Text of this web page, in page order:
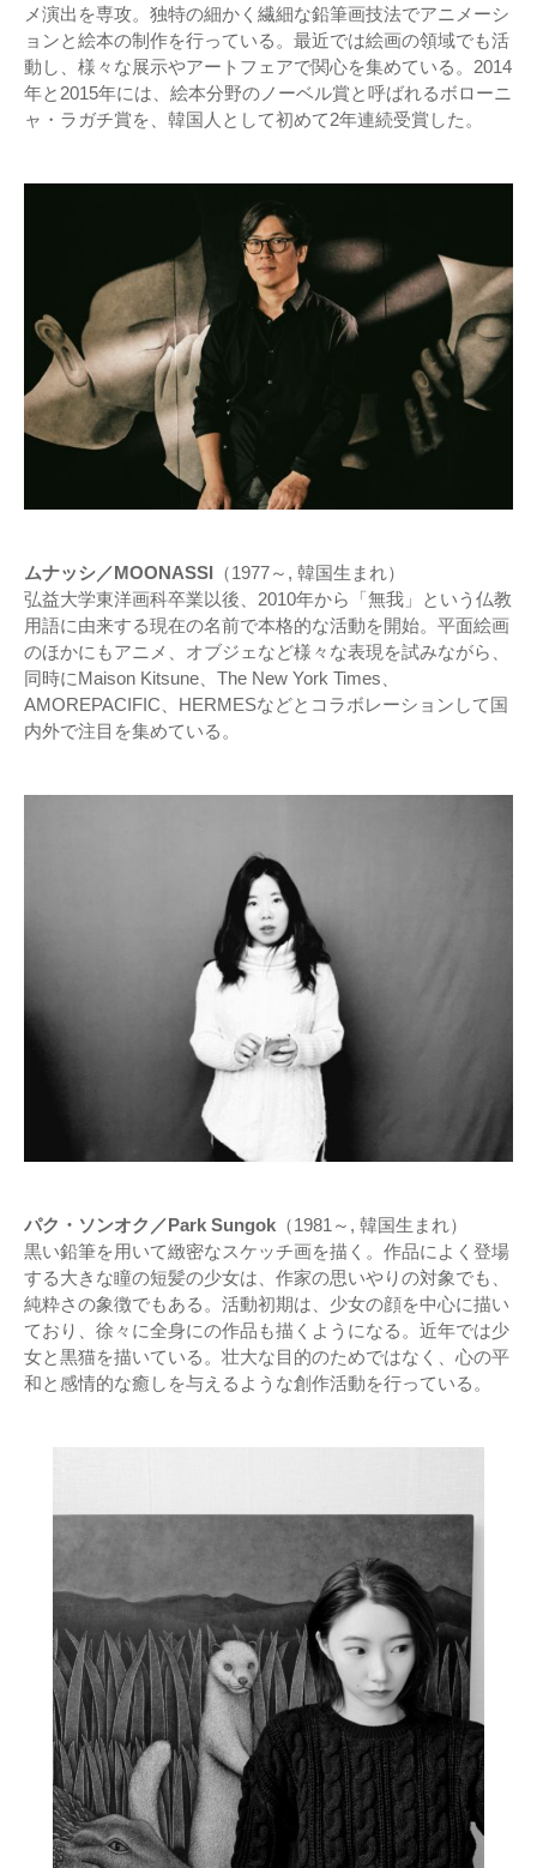
メ演出を専攻。独特の細かく繊細な鉛筆画技法でアニメーシ
ョンと絵本の制作を行っている。最近では絵画の領域でも活
動し、様々な展示やアートフェアで関心を集めている。2014
年と2015年には、絵本分野のノーベル賞と呼ばれるボローニ
ャ・ラガチ賞を、韓国人として初めて2年連続受賞した。
ムナッシ／MOONASSI （1977～, 韓国生まれ）
弘益大学東洋画科卒業以後、2010年から「無我」という仏教
用語に由来する現在の名前で本格的な活動を開始。平面絵画
のほかにもアニメ、オブジェなど様々な表現を試みながら、
同時にMaison Kitsune、The New York Times、
AMOREPACIFIC、HERMESなどとコラボレーションして国
内外で注目を集めている。
パク・ソンオク／Park Sungok （1981～, 韓国生まれ）
黒い鉛筆を用いて緻密なスケッチ画を描く。作品によく登場
する大きな瞳の短髪の少女は、作家の思いやりの対象でも、
純粋さの象徴でもある。活動初期は、少女の顔を中心に描い
ており、徐々に全身にの作品も描くようになる。近年では少
女と黒猫を描いている。壮大な目的のためではなく、心の平
和と感情的な癒しを与えるような創作活動を行っている。